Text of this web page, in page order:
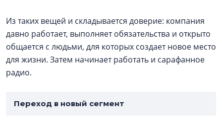
Из таких вещей и складывается доверие: компания
давно работает, выполняет обязательства и открыто
общается с людьми, для которых создает новое место
для жизни. Затем начинает работать и сарафанное
радио.
Переход в новый сегмент